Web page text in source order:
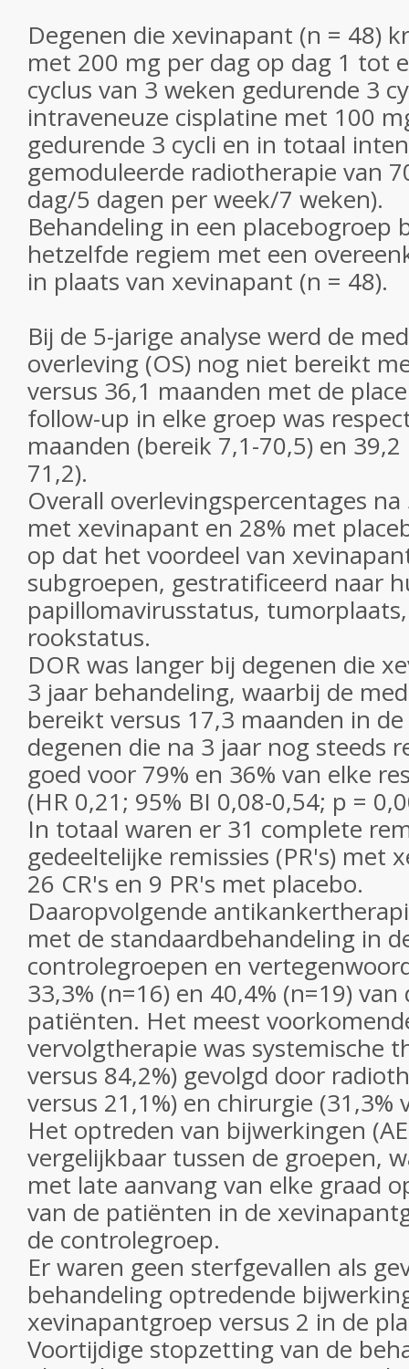
Degenen die xevinapant (n = 48)
met 200 mg per dag op dag 1 tot
cyclus van 3 weken gedurende 3
intraveneuze cisplatine met 100
gedurende 3 cycli en in totaal
gemoduleerde radiotherapie van
dag/5 dagen per week/7 weken).
Behandeling in een placebogroep
hetzelfde regiem met een
in plaats van xevinapant (n = 48).
Bij de 5-jarige analyse werd de
overleving (OS) nog niet bereikt
versus 36,1 maanden met de
follow-up in elke groep was
maanden (bereik 7,1-70,5) en
71,2).
Overall overlevingspercentages
met xevinapant en 28% met
op dat het voordeel van
subgroepen, gestratificeerd naar
papillomavirusstatus,
rookstatus.
DOR was langer bij degenen die
3 jaar behandeling, waarbij de
bereikt versus 17,3 maanden in
degenen die na 3 jaar nog steeds
goed voor 79% en 36% van elke
(HR 0,21; 95% BI 0,08-0,54; p =
In totaal waren er 31 complete
gedeeltelijke remissies (PR's) met
26 CR's en 9 PR's met placebo.
Daaropvolgende
met de standaardbehandeling in
controlegroepen en
33,3% (n=16) en 40,4% (n=19)
patiënten. Het meest
vervolgtherapie was systemische
versus 84,2%) gevolgd door
versus 21,1%) en chirurgie (31,3%
Het optreden van bijwerkingen
vergelijkbaar tussen de groepen,
met late aanvang van elke graad
van de patiënten in de
de controlegroep.
Er waren geen sterfgevallen als
behandeling optredende
xevinapantgroep versus 2 in de
Voortijdige stopzetting van de